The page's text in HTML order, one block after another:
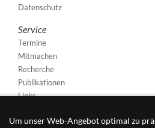
Um unser Web-Angebot optimal zu
Datenschutz
Service
Termine
Mitmachen
Recherche
Publikationen
Links